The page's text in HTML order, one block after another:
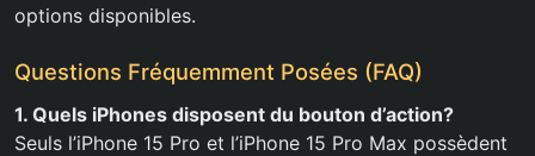
options disponibles.
Questions Fréquemment Posées (FAQ)
1. Quels iPhones disposent du bouton d’action?
Seuls l’iPhone 15 Pro et l’iPhone 15 Pro Max possèdent